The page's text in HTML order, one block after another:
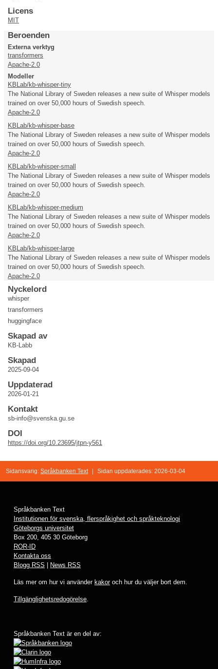
Licens
MIT
Beroenden
Externa verktyg
transformers
Apache-2.0
Modeller
KBLab/kb-whisper-tiny
The National Library of Sweden releases a new suite of Whisper models
trained on over 50,000 hours of Swedish speech.
Apache-2.0
KBLab/kb-whisper-base
The National Library of Sweden releases a new suite of Whisper models
trained on over 50,000 hours of Swedish speech.
Apache-2.0
KBLab/kb-whisper-small
The National Library of Sweden releases a new suite of Whisper models
trained on over 50,000 hours of Swedish speech.
Apache-2.0
KBLab/kb-whisper-medium
The National Library of Sweden releases a new suite of Whisper models
trained on over 50,000 hours of Swedish speech.
Apache-2.0
KBLab/kb-whisper-large
The National Library of Sweden releases a new suite of Whisper models
trained on over 50,000 hours of Swedish speech.
Apache-2.0
Nyckelord
whisper
transformers
huggingface
Skapad av
KB-Labb
Skapad
2025-09-04
Uppdaterad
2026-01-21
Kontakt
sb-info@svenska.gu.se
DOI
https://doi.org/10.23695/jtpn-y561
Sidansvarig: Språkbanken Text Sidan uppdaterades: 2026-03-04
Språkbanken Text
Institutionen för svenska, flerspråkighet och språkteknologi
Göteborgs universitet
Box 200, 405 30 Göteborg
ROR-ID
Kontakta oss
Blogg RSS
News RSS
Läs mer om hur vi använder kakoroch hur du väljer bort dem.
Tillgänglighetsredogörelse.
Språkbanken Text är en del av: